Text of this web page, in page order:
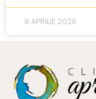
8 APRILIE 2026